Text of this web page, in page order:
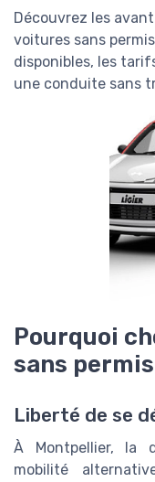
Découvrez les
voitures sans
disponibles, les
une conduite sans
Pourquoi
sans
Liberté de se
À Montpellier, la
mobilité